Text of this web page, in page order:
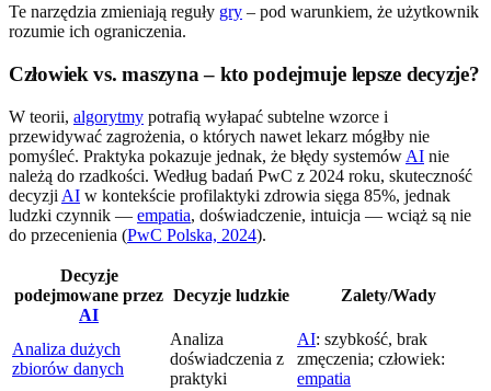
Te narzędzia zmieniają reguły gry – pod warunkiem, że użytkownik
rozumie ich ograniczenia.
Człowiek vs. maszyna – kto podejmuje lepsze decyzje?
W teorii, algorytmy potrafią wyłapać subtelne wzorce i
przewidywać zagrożenia, o których nawet lekarz mógłby nie
pomyśleć. Praktyka pokazuje jednak, że błędy systemów AI nie
należą do rzadkości. Według badań PwC z 2024 roku, skuteczność
decyzji AI w kontekście profilaktyki zdrowia sięga 85%, jednak
ludzki czynnik — empatia, doświadczenie, intuicja — wciąż są nie
do przecenienia (PwC Polska, 2024).
Decyzje
podejmowane przez
AI
Decyzje ludzkie Zalety/Wady
Analiza dużych
zbiorów danych
Analiza
doświadczenia z
praktyki
AI: szybkość, brak
zmęczenia; człowiek:
empatia